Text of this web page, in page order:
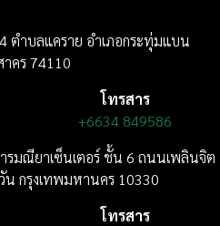
ำบลแคราย อำเภอกระทุ่มแบน
คร 74110
โทรสาร
+6634 849586
รมณียาเซ็นเตอร์ ชั้น 6 ถนนเพลินจิต
กรุงเทพมหานคร 10330
โทรสาร